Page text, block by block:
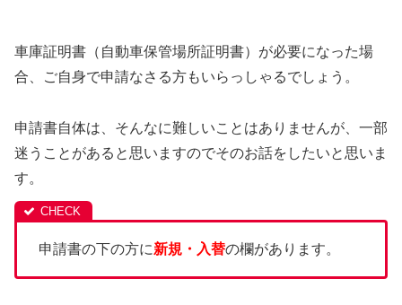
車庫証明書（自動車保管場所証明書）が必要になった場
合、ご自身で申請なさる方もいらっしゃるでしょう。
申請書自体は、そんなに難しいことはありませんが、一部
迷うことがあると思いますのでそのお話をしたいと思いま
す。
申請書の下の方に新規・入替の欄があります。